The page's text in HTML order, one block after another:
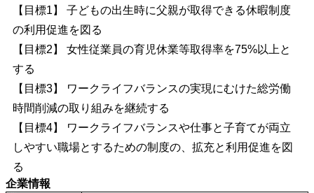
【目標1】 子どもの出生時に父親が取得できる休暇制度
の利用促進を図る
【目標2】 女性従業員の育児休業等取得率を75%以上と
する
【目標3】 ワークライフバランスの実現にむけた総労働
時間削減の取り組みを継続する
【目標4】 ワークライフバランスや仕事と子育てが両立
しやすい職場とするための制度の、拡充と利用促進を図
る
企業情報